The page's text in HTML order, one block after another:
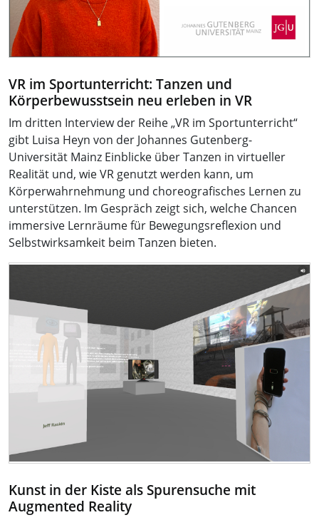
VR im Sportunterricht: Tanzen und
Körperbewusstsein neu erleben in VR
Im dritten Interview der Reihe „VR im Sportunterricht“
gibt Luisa Heyn von der Johannes Gutenberg-
Universität Mainz Einblicke über Tanzen in virtueller
Realität und, wie VR genutzt werden kann, um
Körperwahrnehmung und choreografisches Lernen zu
unterstützen. Im Gespräch zeigt sich, welche Chancen
immersive Lernräume für Bewegungsreflexion und
Selbstwirksamkeit beim Tanzen bieten.
Kunst in der Kiste als Spurensuche mit
Augmented Reality